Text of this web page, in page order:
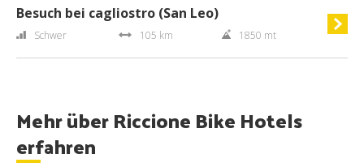
Besuch bei cagliostro (San Leo)
Schwer 105 km 1850 mt
Mehr über Riccione Bike Hotels
erfahren